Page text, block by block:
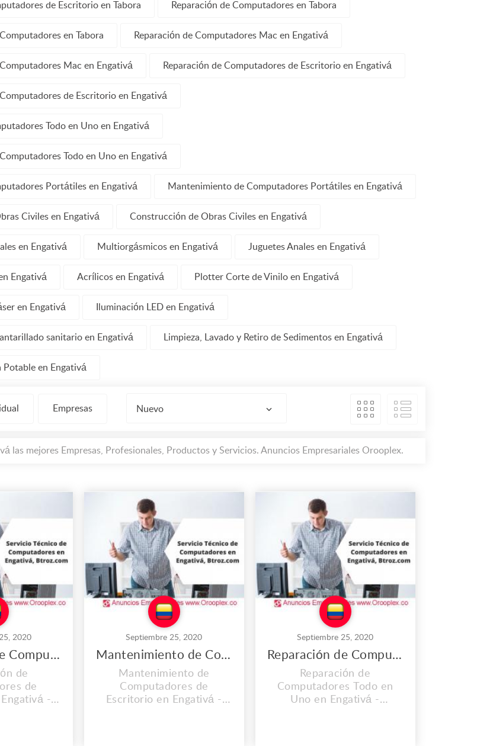
de Escritorio en Tabora Reparación de Computadores en Tabora
en Tabora Reparación de Computadores Mac en Engativá
Mac en Engativá Reparación de Computadores de Escritorio en Engativá
de Escritorio en Engativá
Todo en Uno en Engativá
Todo en Uno en Engativá
Portátiles en Engativá Mantenimiento de Computadores Portátiles en Engativá
Civiles en Engativá Construcción de Obras Civiles en Engativá
en Engativá Multiorgásmicos en Engativá Juguetes Anales en Engativá
Engativá Acrílicos en Engativá Plotter Corte de Vinilo en Engativá
en Engativá Iluminación LED en Engativá
sanitario en Engativá Limpieza, Lavado y Retiro de Sedimentos en Engativá
Potable en Engativá
Empresas Nuevo
las mejores Empresas, Profesionales, Productos y Servicios. Anuncios Empresariales Orooplex.
2020
Reparación de Computadores de Escritorio en Engativá
de
de
-
Septiembre 25, 2020
Mantenimiento de Computadores de Escritorio en Engativá
Mantenimiento de
Computadores de
Escritorio en Engativá -
Septiembre 25, 2020
Reparación de Computadores Todo en Uno en Engativá
Reparación de
Computadores Todo en
Uno en Engativá -